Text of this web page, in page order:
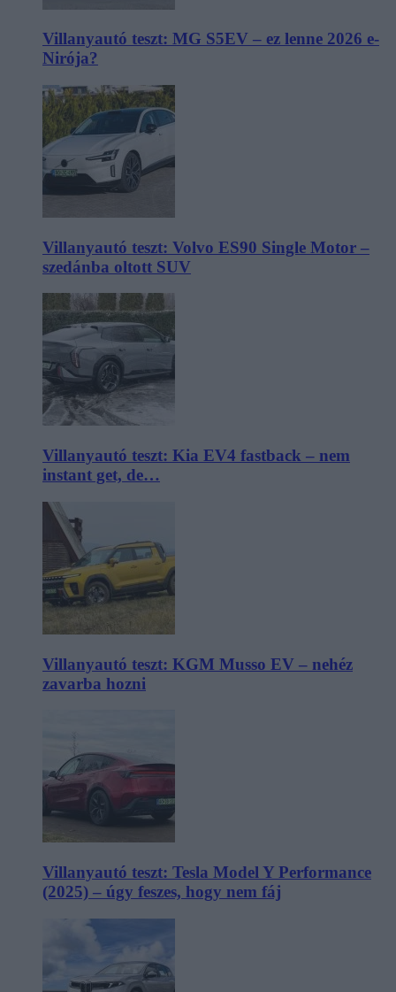
Villanyautó teszt: MG S5EV – ez lenne 2026 e-
Nirója?
Villanyautó teszt: Volvo ES90 Single Motor –
szedánba oltott SUV
Villanyautó teszt: Kia EV4 fastback – nem
instant get, de…
Villanyautó teszt: KGM Musso EV – nehéz
zavarba hozni
Villanyautó teszt: Tesla Model Y Performance
(2025) – úgy feszes, hogy nem fáj